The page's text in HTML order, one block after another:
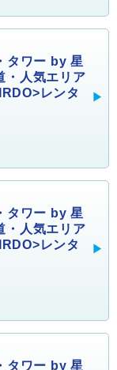
タワー by 星
・人気エリア
レンタ
タワー by 星
・人気エリア
レンタ
タワー by 星